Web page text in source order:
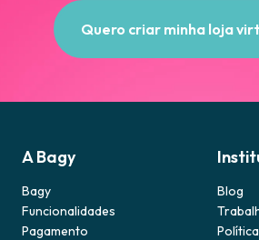
Quero criar minha loja
A Bagy
Bagy
Funcionalidades
Pagamento
Blog